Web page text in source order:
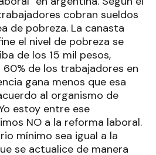
cobran sueldos
de pobreza. La canasta
el nivel de pobreza se
de los 15 mil pesos,
de los trabajadores en
gana menos que esa
al organismo de
estoy entre ese
NO a la reforma laboral.
mínimo sea igual a la
se actualice de manera